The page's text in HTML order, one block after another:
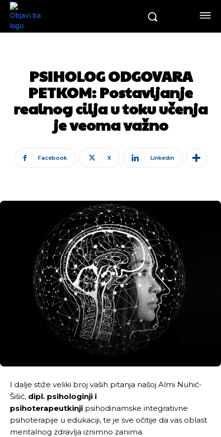
PSIHOLOG ODGOVARA
PETKOM: Postavljanje
realnog cilja u toku učenja
je veoma važno
Facebook X Linkedin
I dalje stiže veliki broj vaših pitanja našoj Almi Nuhić-
Šišić, dipl. psihologinji i
psihoterapeutkinji psihodinamske integrativne
psihoterapije u edukaciji, te je sve očitije da vas oblast
mentalnog zdravlja iznimno zanima.